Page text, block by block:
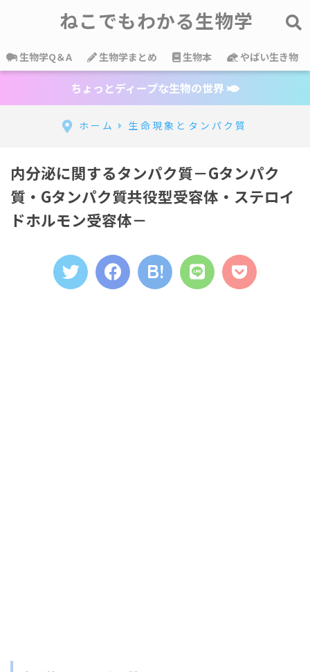
ねこでもわかる生物学
生物学Q＆A 生物学まとめ 生物本 やばい生き物
ちょっとディープな生物の世界
ホーム 生命現象とタンパク質
内分泌に関するタンパク質－Gタンパク
質・Gタンパク質共役型受容体・ステロイ
ドホルモン受容体－